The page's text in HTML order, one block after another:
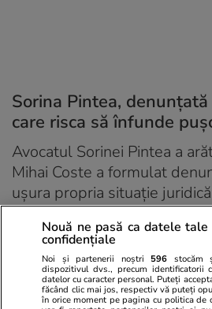
Sorina Pintea,
care risca să înfunde
Avocatul Sorinei Pintea a
Mihai Coste a formulat
ușura propria situație
eventuală soluție de
nu se poate fundamenta
acestuia:
„Arată că legea nu
Nouă ne pasă ca datele
confidențiale
Noi și partenerii noștri 596 stocăm
dispozitivul dvs., precum identificatorii
datelor cu caracter personal. Puteți
făcând clic mai jos, respectiv vă puteți
în orice moment pe pagina cu politica de